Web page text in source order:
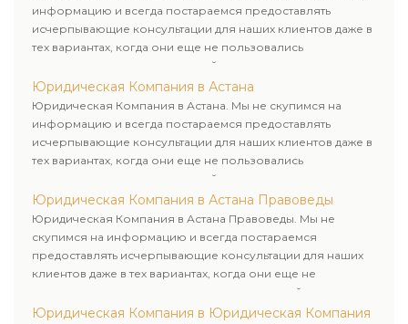
информацию и всегда постараемся предоставлять
исчерпывающие консультации для наших клиентов даже в
тех вариантах, когда они еще не пользовались
юридическими услугами нашей компании.
Юридическая Компания в Астана
Юридическая Компания в Астана. Мы не скупимся на
информацию и всегда постараемся предоставлять
исчерпывающие консультации для наших клиентов даже в
тех вариантах, когда они еще не пользовались
юридическими услугами нашей компании.
Юридическая Компания в Астана Правоведы
Юридическая Компания в Астана Правоведы. Мы не
скупимся на информацию и всегда постараемся
предоставлять исчерпывающие консультации для наших
клиентов даже в тех вариантах, когда они еще не
пользовались юридическими услугами нашей компании.
Юридическая Компания в Юридическая Компания